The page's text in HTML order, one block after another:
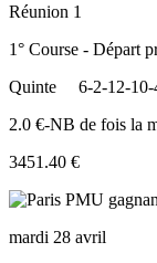
Réunion 1
1° Course - Départ
Quinte
6-2-12-
2.0 €-NB de fois la
3451.40 €
mardi 28 avril